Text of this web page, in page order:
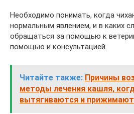
Необходимо понимать, когда
нормальным явлением, и в каких
обращаться за помощью к
помощью и консультацией.
Читайте также: Причины
методы лечения кашля,
вытягиваются и